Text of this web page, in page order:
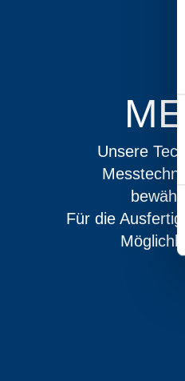
Unsere
Für die